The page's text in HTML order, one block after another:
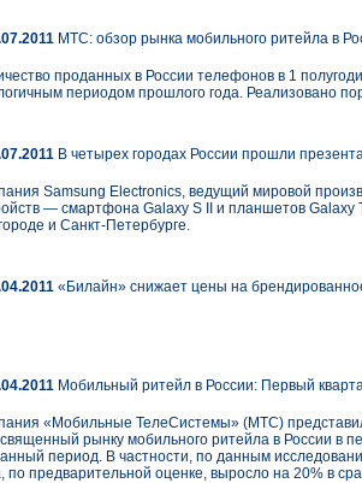
МТС: обзор рынка мобильного ритейла в
проданных в России телефонов в 1
периодом прошлого года. Реализовано
В четырех городах России прошли
Samsung Electronics, ведущий мировой
— смартфона Galaxy S II и планшетов Galaxy
и Санкт-Петербурге.
«Билайн» снижает цены на
Мобильный ритейл в России: Первый
«Мобильные ТелеСистемы» (МТС)
рынку мобильного ритейла в России в
период. В частности, по данным
по предварительной оценке, выросло на 20% в